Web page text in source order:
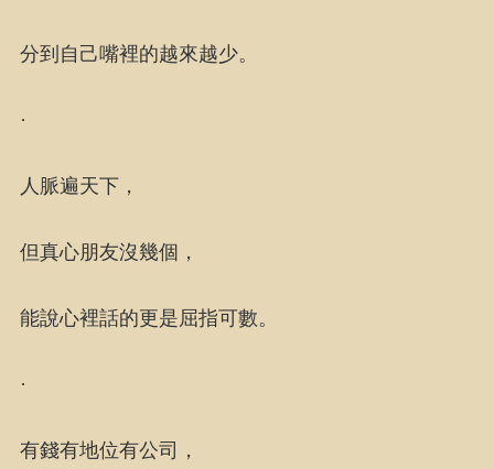
分到自己嘴裡的越來越少。
·
人脈遍天下，
但真心朋友沒幾個，
能說心裡話的更是屈指可數。
·
有錢有地位有公司，